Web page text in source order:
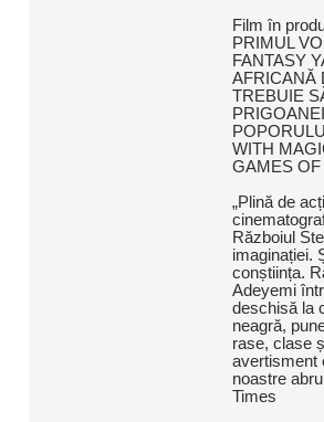
Film în
PRIMUL
FANTASY
AFRICANĂ
TREBUIE
WITH
GAMES
„Plină de
Războiul
imaginației.
conștiința.
Adeyemi
deschisă la
neagră,
rase, clase
avertisment
noastre
Times